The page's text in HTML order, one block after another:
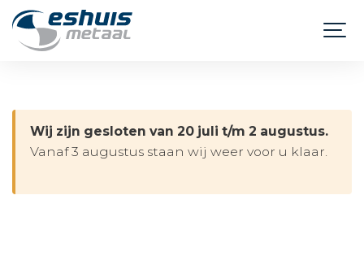
Wij zijn gesloten van 20 juli t/m 2 augustus.
Vanaf 3 augustus staan wij weer voor u klaar.